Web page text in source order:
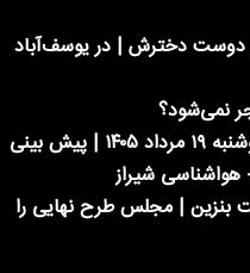
دوست دخترش | در یوسف‌آباد
نمی‌شود؟
وضعیت هوای فردا فارس و شیراز دوشنبه ۱۹ مرداد ۱۴۰۵ | پیش بینی
بنزین | مجلس طرح نهایی را